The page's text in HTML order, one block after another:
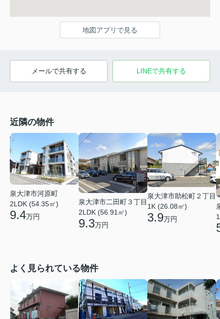
地図アプリで見る
メールで共有する LINEで共有する
近隣の物件
泉大津市河原町
2LDK (54.35㎡)
9.4万円
泉大津市二田町３丁目
2LDK (56.91㎡)
9.3万円
泉大津市助松町２丁目
1K (26.08㎡)
3.9万円
よく見られている物件